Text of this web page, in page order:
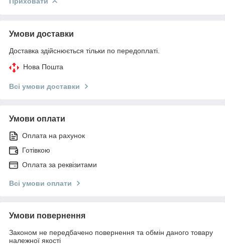
Умови доставки
Доставка здійснюється тільки по передоплаті.
Нова Пошта
Всі умови доставки
Умови оплати
Оплата на рахунок
Готівкою
Оплата за реквізитами
Всі умови оплати
Умови повернення
Законом не передбачено повернення та обмін даного товару
належної якості